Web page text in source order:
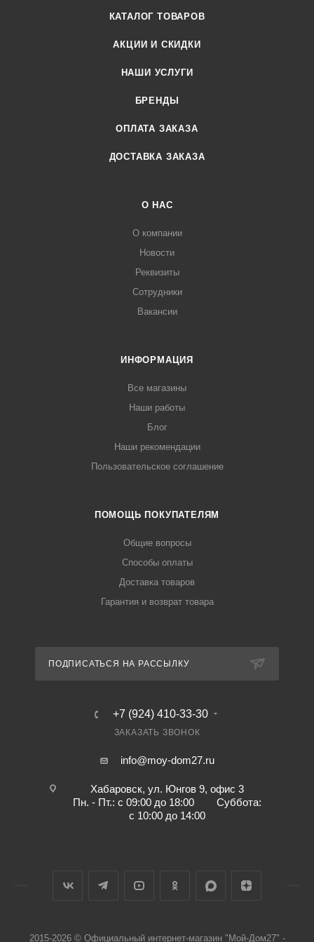
соблюдения правил использования).
КАТАЛОГ ТОВАРОВ
АКЦИИ И СКИДКИ
НАШИ УСЛУГИ
БРЕНДЫ
ОПЛАТА ЗАКАЗА
ДОСТАВКА ЗАКАЗА
О НАС
О компании
Новости
Реквизиты
Сотрудники
Вакансии
ИНФОРМАЦИЯ
Все магазины
Наши работы
Блог
Наши рекомендации
Пользовательское соглашение
ПОМОЩЬ ПОКУПАТЕЛЯМ
Общие вопросы
Способы оплаты
Доставка товаров
Гарантия и возврат товара
ПОДПИСАТЬСЯ НА РАССЫЛКУ
+7 (924) 410-33-30
ЗАКАЗАТЬ ЗВОНОК
info@moy-dom27.ru
Хабаровск, ул. Юнгов 9, офис 3
Пн. - Пт.: с 09:00 до 18:00 Суббота:
с 10:00 до 14:00
2015-2026 © Официальный интернет-магазин "Мой-Дом27" -